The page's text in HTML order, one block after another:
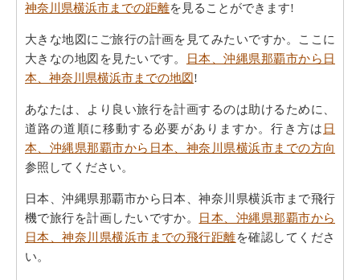
神奈川県横浜市までの距離を見ることができます!
大きな地図にご旅行の計画を見てみたいですか。ここに
大きなの地図を見たいです。
日本、沖縄県那覇市から日
本、神奈川県横浜市までの地図!
あなたは、より良い旅行を計画するのは助けるために、
道路の道順に移動する必要がありますか。行き方は 日
本、沖縄県那覇市から日本、神奈川県横浜市までの方向
参照してください。
日本、沖縄県那覇市から日本、神奈川県横浜市まで飛行
機で旅行を計画したいですか。 日本、沖縄県那覇市から
日本、神奈川県横浜市までの飛行距離を確認してくださ
い。